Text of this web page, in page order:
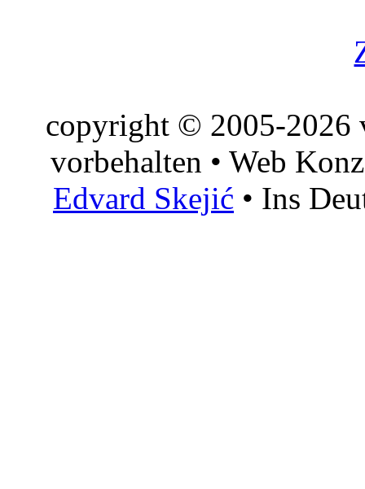
copyright © 2005-2026
vorbehalten • Web
Edvard Skejić • Ins